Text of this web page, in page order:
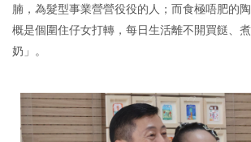
腩，為髮型事業營營役役的人；而食極唔肥的
概是個圍住仔女打轉，每日生活離不開買餸、
奶」。